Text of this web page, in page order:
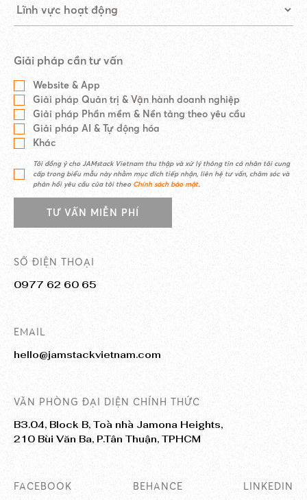
Giải pháp cần tư vấn
Website & App
Giải pháp Quản trị & Vận hành doanh nghiệp
Giải pháp Phần mềm & Nền tảng theo yêu cầu
Giải pháp AI & Tự động hóa
Khác
Tôi đồng ý cho JAMstack Vietnam thu thập và xử lý thông tin cá nhân tôi cung
cấp trong biểu mẫu này nhằm mục đích tiếp nhận, liên hệ tư vấn, chăm sóc và
phản hồi yêu cầu của tôi theo Chính sách bảo mật.
TƯ VẤN MIỄN PHÍ
SỐ ĐIỆN THOẠI
0977 62 60 65
EMAIL
hello@jamstackvietnam.com
VĂN PHÒNG ĐẠI DIỆN CHÍNH THỨC
B3.04, Block B, Toà nhà Jamona Heights,
210 Bùi Văn Ba, P.Tân Thuận, TPHCM
FACEBOOK BEHANCE LINKEDIN